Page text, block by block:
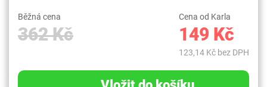
Běžná cena
362 Kč
Cena od Karla
149 Kč
123,14 Kč bez DPH